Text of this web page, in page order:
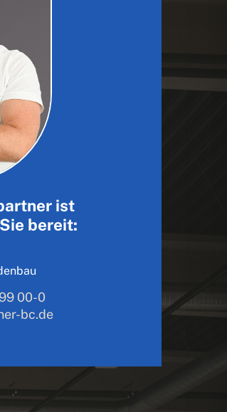
ist
bereit:
00-0
bc.de